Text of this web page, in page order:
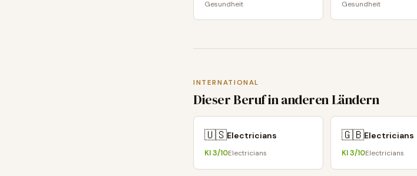
Gesundheit Gesundheit
INTERNATIONAL
Dieser Beruf in anderen Ländern
🇺🇸Electricians
KI3/10Electricians
🇬🇧Electricians
KI3/10Electricians